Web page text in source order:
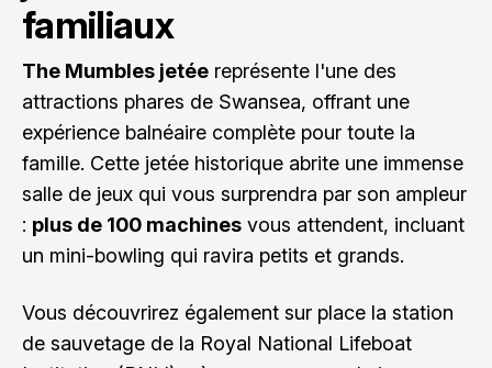
familiaux
The Mumbles jetée représente l'une des
attractions phares de Swansea, offrant une
expérience balnéaire complète pour toute la
famille. Cette jetée historique abrite une immense
salle de jeux qui vous surprendra par son ampleur
: plus de 100 machines vous attendent, incluant
un mini-bowling qui ravira petits et grands.
Vous découvrirez également sur place la station
de sauvetage de la Royal National Lifeboat